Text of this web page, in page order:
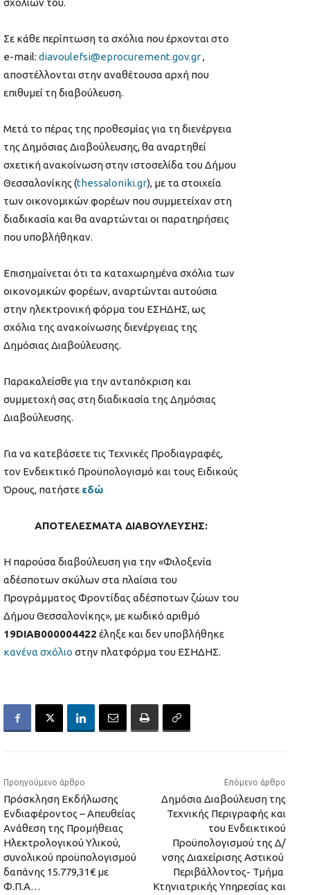
σχολίων του.
Σε κάθε περίπτωση τα σχόλια που έρχονται στο
e-mail: diavoulefsi@eprocurement.gov.gr,
αποστέλλονται στην αναθέτουσα αρχή που
επιθυμεί τη διαβούλευση.
Μετά το πέρας της προθεσμίας για τη διενέργεια
της Δημόσιας Διαβούλευσης, θα αναρτηθεί
σχετική ανακοίνωση στην ιστοσελίδα του Δήμου
Θεσσαλονίκης (thessaloniki.gr), με τα στοιχεία
των οικονομικών φορέων που συμμετείχαν στη
διαδικασία και θα αναρτώνται οι παρατηρήσεις
που υποβλήθηκαν.
Επισημαίνεται ότι τα καταχωρημένα σχόλια των
οικονομικών φορέων, αναρτώνται αυτούσια
στην ηλεκτρονική φόρμα του ΕΣΗΔΗΣ, ως
σχόλια της ανακοίνωσης διενέργειας της
Δημόσιας Διαβούλευσης.
Παρακαλείσθε για την ανταπόκριση και
συμμετοχή σας στη διαδικασία της Δημόσιας
Διαβούλευσης.
Για να κατεβάσετε τις Τεχνικές Προδιαγραφές,
τον Ενδεικτικό Προϋπολογισμό και τους Ειδικούς
Όρους, πατήστε εδώ
ΑΠΟΤΕΛΕΣΜΑΤΑ ΔΙΑΒΟΥΛΕΥΣΗΣ:
Η παρούσα διαβούλευση για την «Φιλοξενία
αδέσποτων σκύλων στα πλαίσια του
Προγράμματος Φροντίδας αδέσποτων ζώων του
Δήμου Θεσσαλονίκης», με κωδικό αριθμό
19DIAB000004422 έληξε και δεν υποβλήθηκε
κανένα σχόλιο στην πλατφόρμα του ΕΣΗΔΗΣ.
Προηγούμενο άρθρο
Πρόσκληση Εκδήλωσης
Ενδιαφέροντος – Απευθείας
Ανάθεση της Προμήθειας
Ηλεκτρολογικού Υλικού,
συνολικού προϋπολογισμού
δαπάνης 15.779,31€ με
Φ.Π.Α…
Επόμενο άρθρο
Δημόσια Διαβούλευση της
Τεχνικής Περιγραφής και
του Ενδεικτικού
Προϋπολογισμού της Δ/
νσης Διαχείρισης Αστικού
Περιβάλλοντος- Τμήμα
Κτηνιατρικής Υπηρεσίας και